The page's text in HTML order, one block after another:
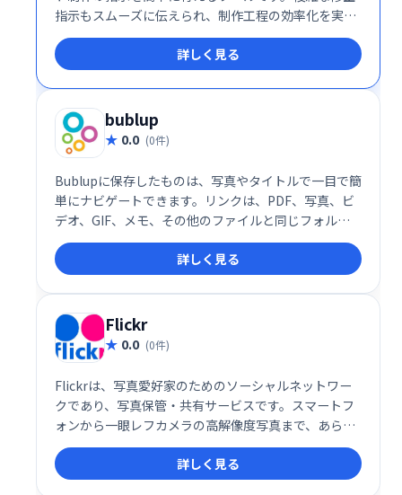
指示もスムーズに伝えられ、制作工程の効率化を実現
します。面倒なやり取りを簡素化し、よりスムーズな
制作ワークフローを構築できます。
詳しく見る
bublup
0.0 (0件)
Bublupに保存したものは、写真やタイトルで一目で簡
単にナビゲートできます。リンクは、PDF、写真、ビ
デオ、GIF、メモ、その他のファイルと同じフォルダ
ーに保存してください。レシピや面白いミームを集め
ているときも、友達と旅行を計画しているときも、仕
事のプロジェクトをしているときも、すべてがうまく
調和しています。
詳しく見る
Flickr
0.0 (0件)
Flickrは、写真愛好家のためのソーシャルネットワー
クであり、写真保管・共有サービスです。スマートフ
ォンから一眼レフカメラの高解像度写真まで、あらゆ
る写真をアップロード、整理、バックアップできま
す。プロからアマチュアまで、世界中の写真家と繋が
り、作品を共有できる場を提供します。
詳しく見る